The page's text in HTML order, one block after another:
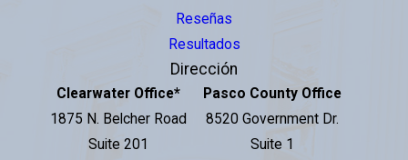
Reseñas
Resultados
Dirección
Clearwater Office*
1875 N. Belcher Road
Suite 201
Pasco County Office
8520 Government Dr.
Suite 1